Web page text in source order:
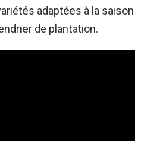
adaptées à la saison
de plantation.